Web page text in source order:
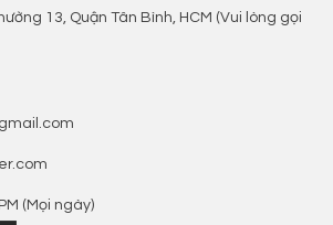
13, Quận Tân Bình, HCM (Vui lòng gọi
(Mọi ngày)